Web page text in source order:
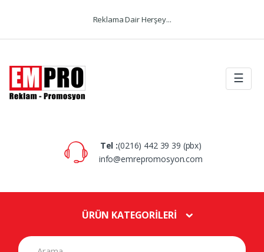
Reklama Dair Herşey...
☰
Tel :(0216) 442 39 39 (pbx)
info@emrepromosyon.com
ÜRÜN KATEGORİLERİ
S